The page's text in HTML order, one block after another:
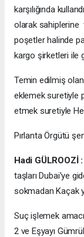
karşılığında
olarak sahiplerine
poşetler halinde
kargo şirketleri ile
Temin edilmiş olan
eklemek suretiyle
etmek suretiyle
Pırlanta Örgütü
Hadi GÜLROOZİ :
taşları Dubai'ye
sokmadan Kaçak
Suç işlemek
2 ve Eşyayı